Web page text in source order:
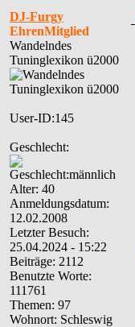
DJ-Furgy
EhrenMitglied
Wandelndes
Tuninglexikon ü2000
User-ID:145
Geschlecht:
Alter: 40
Anmeldungsdatum:
12.02.2008
Letzter Besuch:
25.04.2024 - 15:22
Beiträge: 2112
Benutzte Worte:
111761
Themen: 97
Wohnort: Schleswig